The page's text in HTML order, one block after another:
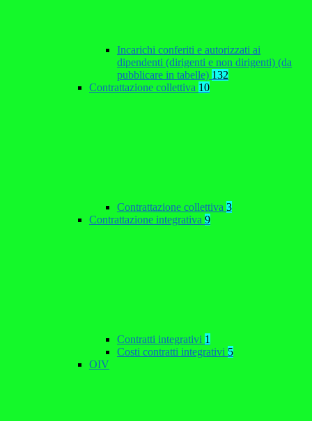
Incarichi conferiti e autorizzati ai
dipendenti (dirigenti e non dirigenti) (da
pubblicare in tabelle) 132
Contrattazione collettiva 10
Contrattazione collettiva 3
Contrattazione integrativa 9
Contratti integrativi 1
Costi contratti integrativi 5
OIV